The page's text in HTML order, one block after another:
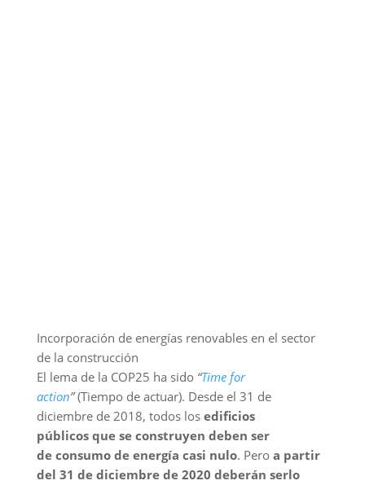
Incorporación de energías renovables en el sector
de la construcción
El lema de la COP25 ha sido “Time for
action”(Tiempo de actuar). Desde el 31 de
diciembre de 2018, todos los edificios
públicos que se construyen deben ser
de consumo de energía casi nulo. Pero a partir
del 31 de diciembre de 2020 deberán serlo